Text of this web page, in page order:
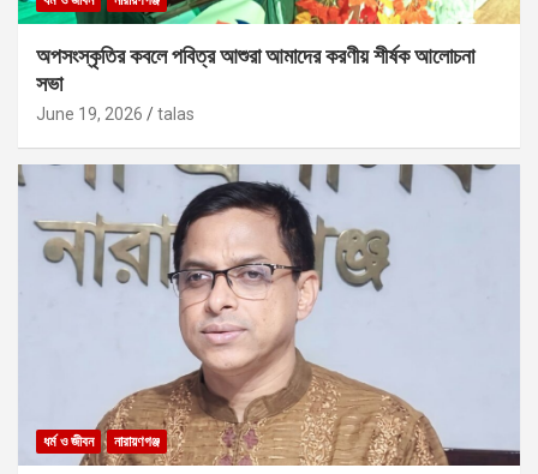
অপসংস্কৃতির কবলে পবিত্র আশুরা আমাদের করণীয় শীর্ষক আলোচনা
সভা
June 19, 2026 talas
ধর্ম ও জীবন নারায়ণগঞ্জ